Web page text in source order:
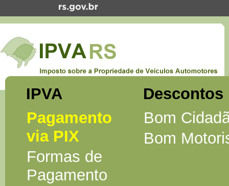
IPVA
Pagamento
via PIX
Formas de
Pagamento
Descontos
Bom
Bom